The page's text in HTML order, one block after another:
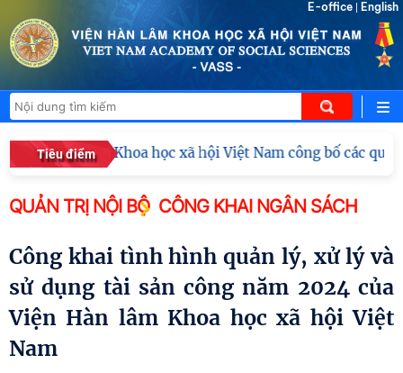
E-office English
Tiêu điểm
Viện Hàn lâm Khoa học xã hội Việt Nam công bố các
QUẢN TRỊ NỘI BỘ CÔNG KHAI NGÂN SÁCH
Công khai tình hình quản lý, xử lý và
sử dụng tài sản công năm 2024 của
Viện Hàn lâm Khoa học xã hội Việt
Nam